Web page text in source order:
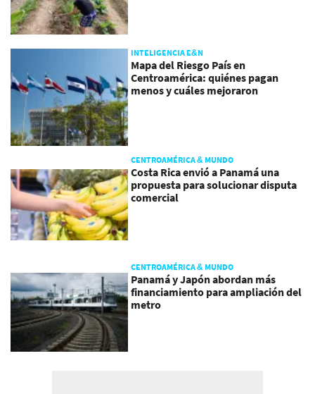
INTELIGENCIA E&N
Mapa del Riesgo País en
Centroamérica: quiénes pagan
menos y cuáles mejoraron
CENTROAMÉRICA & MUNDO
Costa Rica envió a Panamá una
propuesta para solucionar disputa
comercial
CENTROAMÉRICA & MUNDO
Panamá y Japón abordan más
financiamiento para ampliación del
metro